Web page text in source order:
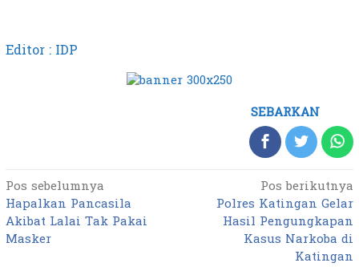
Editor : IDP
SEBARKAN
Navigasi
pos
Pos sebelumnya
Hapalkan Pancasila
Akibat Lalai Tak Pakai
Masker
Pos berikutnya
Polres Katingan Gelar
Hasil Pengungkapan
Kasus Narkoba di
Katingan